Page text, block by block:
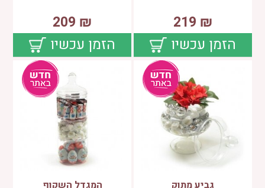
₪
219
הזמן עכשיו
₪
209
הזמן עכשיו